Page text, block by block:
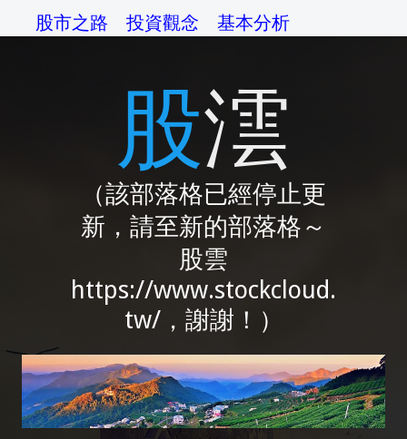
股市之路 投資觀念 基本分析
交易心理 綜論 相關網站
股澐
（該部落格已經停止更
新，請至新的部落格～
股雲
https://www.stockcloud.
tw/，謝謝！）